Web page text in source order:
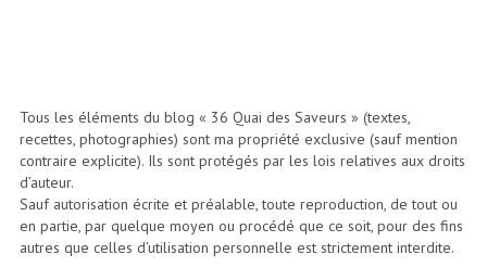
v
e
s
Tous les éléments du blog « 36 Quai des Saveurs » (textes,
recettes, photographies) sont ma propriété exclusive (sauf mention
contraire explicite). Ils sont protégés par les lois relatives aux droits
d’auteur.
Sauf autorisation écrite et préalable, toute reproduction, de tout ou
en partie, par quelque moyen ou procédé que ce soit, pour des fins
autres que celles d’utilisation personnelle est strictement interdite.